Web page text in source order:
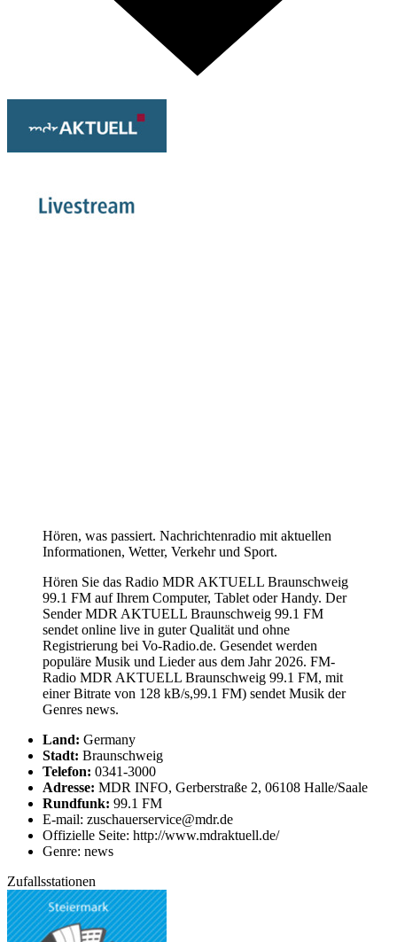
Hören, was passiert. Nachrichtenradio mit aktuellen
Informationen, Wetter, Verkehr und Sport.
Hören Sie das Radio MDR AKTUELL Braunschweig
99.1 FM auf Ihrem Computer, Tablet oder Handy. Der
Sender MDR AKTUELL Braunschweig 99.1 FM
sendet online live in guter Qualität und ohne
Registrierung bei Vo-Radio.de. Gesendet werden
populäre Musik und Lieder aus dem Jahr 2026. FM-
Radio MDR AKTUELL Braunschweig 99.1 FM, mit
einer Bitrate von 128 kB/s,99.1 FM) sendet Musik der
Genres news.
Land: Germany
Stadt: Braunschweig
Telefon: 0341-3000
Adresse: MDR INFO, Gerberstraße 2, 06108 Halle/Saale
Rundfunk: 99.1 FM
E-mail: zuschauerservice@mdr.de
Offizielle Seite: http://www.mdraktuell.de/
Genre: news
Zufallsstationen